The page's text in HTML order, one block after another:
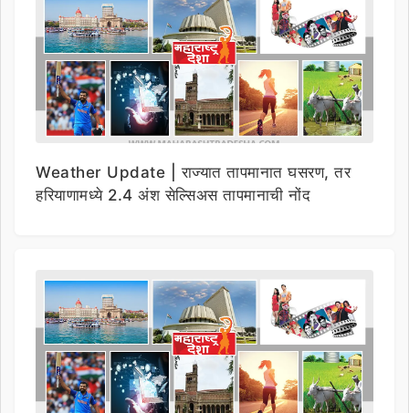
Weather Update | राज्यात तापमानात घसरण, तर
हरियाणामध्ये 2.4 अंश सेल्सिअस तापमानाची नोंद